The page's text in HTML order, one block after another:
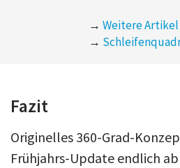
→ Weitere
→
Fazit
Originelles 360-Grad-
Frühjahrs-Update endlich